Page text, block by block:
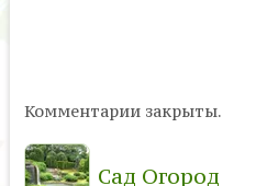
Комментарии закрыты.
Сад Огород